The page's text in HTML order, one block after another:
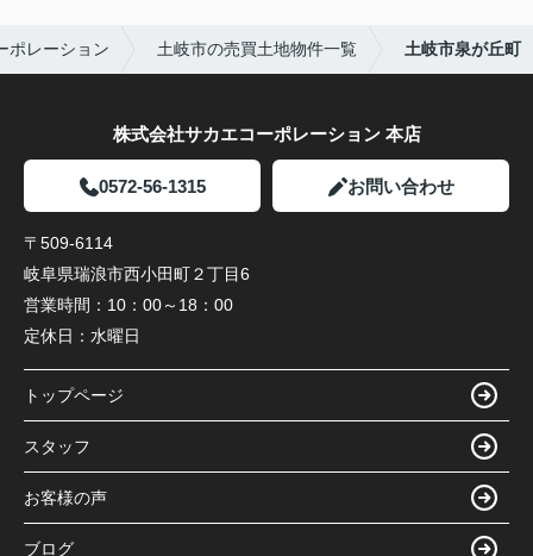
ポレーション 土岐市の売買土地物件一覧 土岐市泉が丘町
株式会社サカエコーポレーション 本店
0572-56-1315 お問い合わせ
〒509-6114
岐阜県瑞浪市西小田町２丁目6
営業時間： 10：00～18：00
定休日： 水曜日
トップページ
スタッフ
お客様の声
ブログ